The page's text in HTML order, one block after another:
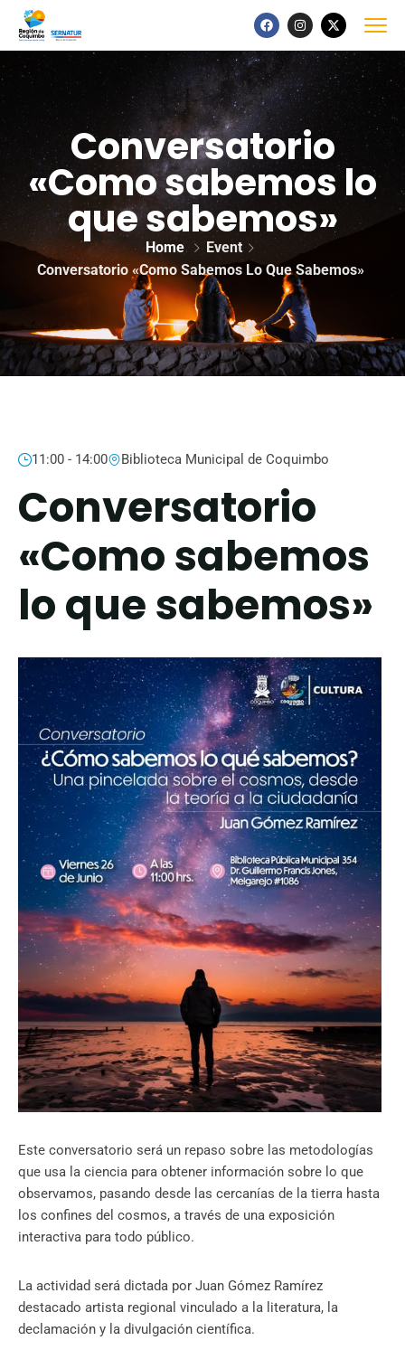
Conversatorio
«Como sabemos lo
que sabemos»
Home
Event
Conversatorio «Como Sabemos Lo Que Sabemos»
11:00 - 14:00 Biblioteca Municipal de Coquimbo
Conversatorio
«Como sabemos
lo que sabemos»
Este conversatorio será un repaso sobre las metodologías
que usa la ciencia para obtener información sobre lo que
observamos, pasando desde las cercanías de la tierra hasta
los confines del cosmos, a través de una exposición
interactiva para todo público.
La actividad será dictada por Juan Gómez Ramírez
destacado artista regional vinculado a la literatura, la
declamación y la divulgación científica.